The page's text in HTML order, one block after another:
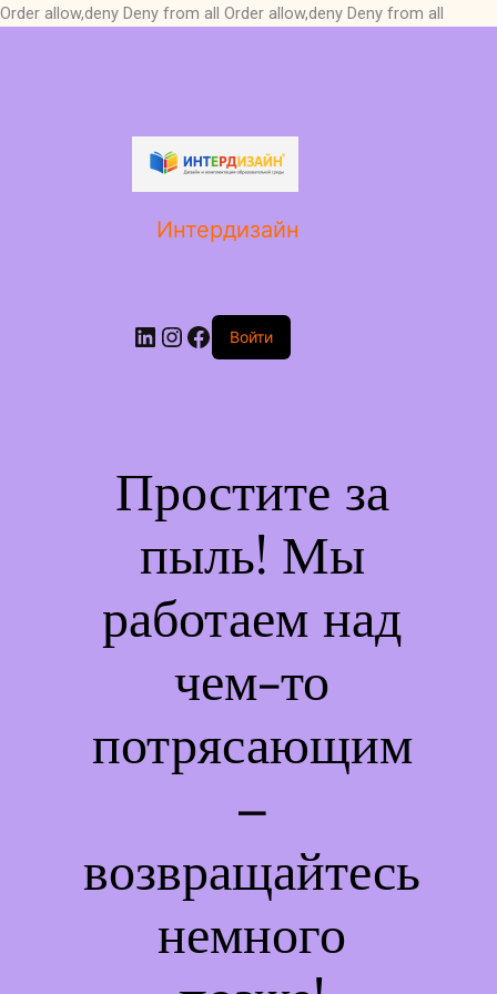
Order allow,deny Deny from all Order allow,deny Deny from all
Интердизайн
LinkedIn
Instagram
Facebook
Войти
Простите за
пыль! Мы
работаем над
чем-то
потрясающим
–
возвращайтесь
немного